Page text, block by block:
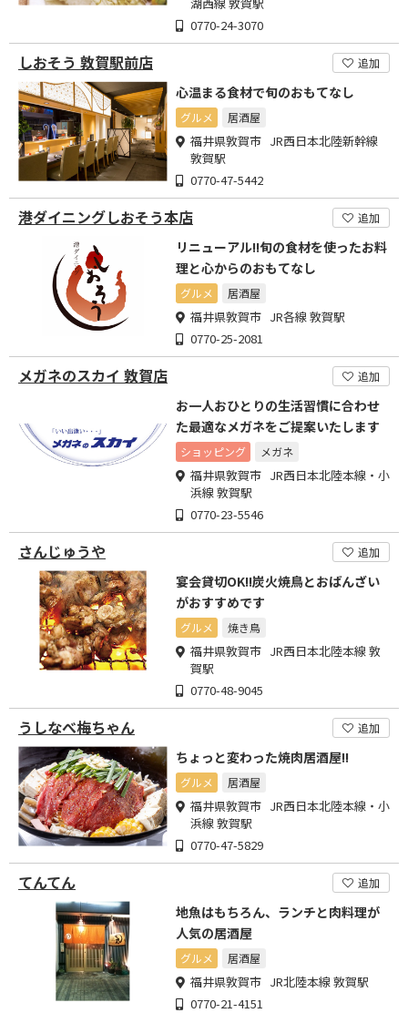
0770-24-3070
しおそう 敦賀駅前店 追加
心温まる食材で旬のおもてなし
グルメ 居酒屋
福井県敦賀市 JR西日本北陸新幹線
敦賀駅
0770-47-5442
港ダイニングしおそう本店 追加
リニューアル!!旬の食材を使ったお料
理と心からのおもてなし
グルメ 居酒屋
福井県敦賀市 JR各線 敦賀駅
0770-25-2081
メガネのスカイ 敦賀店 追加
お一人おひとりの生活習慣に合わせ
た最適なメガネをご提案いたします
ショッピング メガネ
福井県敦賀市 JR西日本北陸本線・小
浜線 敦賀駅
0770-23-5546
さんじゅうや 追加
宴会貸切OK!!炭火焼鳥とおばんざい
がおすすめです
グルメ 焼き鳥
福井県敦賀市 JR西日本北陸本線 敦
賀駅
0770-48-9045
うしなべ梅ちゃん 追加
ちょっと変わった焼肉居酒屋!!
グルメ 居酒屋
福井県敦賀市 JR西日本北陸本線・小
浜線 敦賀駅
0770-47-5829
てんてん 追加
地魚はもちろん、ランチと肉料理が
人気の居酒屋
グルメ 居酒屋
福井県敦賀市 JR北陸本線 敦賀駅
0770-21-4151